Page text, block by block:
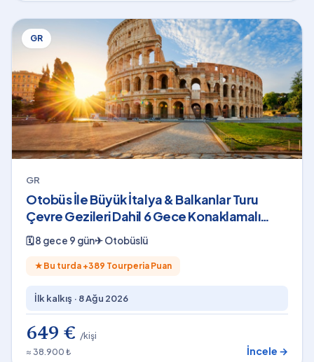
GR
GR
Otobüs İle Büyük İtalya & Balkanlar Turu
Çevre Gezileri Dahil 6 Gece Konaklamalı
2026
🗓8 gece 9 gün✈Otobüslü
★ Bu turda +389 Tourperia Puan
İlk kalkış · 8 Ağu 2026
649 € /kişi
≈ 38.900 ₺
İncele →